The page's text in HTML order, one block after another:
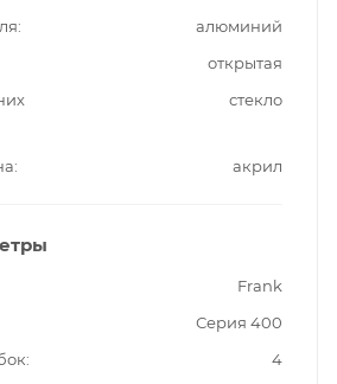
алюминий
открытая
стекло
акрил
Frank
Серия 400
4